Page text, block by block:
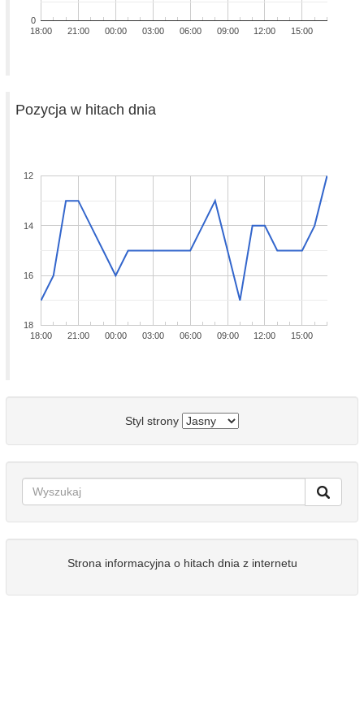
18:00 21:00 00:00 03:00 06:00 09:00 12:00 15:00
0
Pozycja w hitach dnia
18:00 21:00 00:00 03:00 06:00 09:00 12:00 15:00
12
14
16
18
Styl strony
Strona informacyjna o hitach dnia z internetu